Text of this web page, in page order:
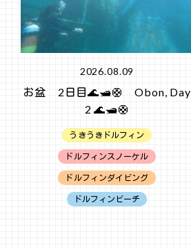
2026.08.09
お盆 2日目🌊🛥️🛟 Obon, Day
2 🌊🛥️🛟
うきうきドルフィン
ドルフィンスノーケル
ドルフィンダイビング
ドルフィンビーチ